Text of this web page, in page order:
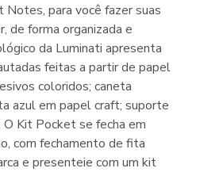
para você fazer suas
de forma organizada e
da Luminati apresenta
feitas a partir de papel
coloridos; caneta
azul em papel craft; suporte
Kit Pocket se fecha em
com fechamento de fita
e presenteie com um kit